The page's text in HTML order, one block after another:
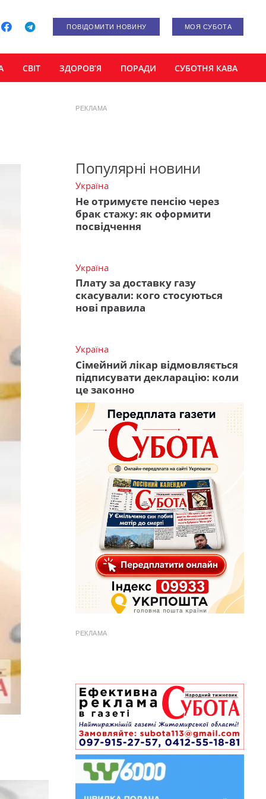
ПОВІДОМИТИ НОВИНУ МОЯ СУБОТА
СВІТ ЗДОРОВ’Я ПОРАДИ СУБОТНЯ КАВА
РЕКЛАМА
Популярні новини
Україна
Не отримуєте пенсію через
брак стажу: як оформити
посвідчення
Україна
Плату за доставку газу
скасували: кого стосуються
нові правила
Україна
Сімейний лікар відмовляється
підписувати декларацію: коли
це законно
РЕКЛАМА